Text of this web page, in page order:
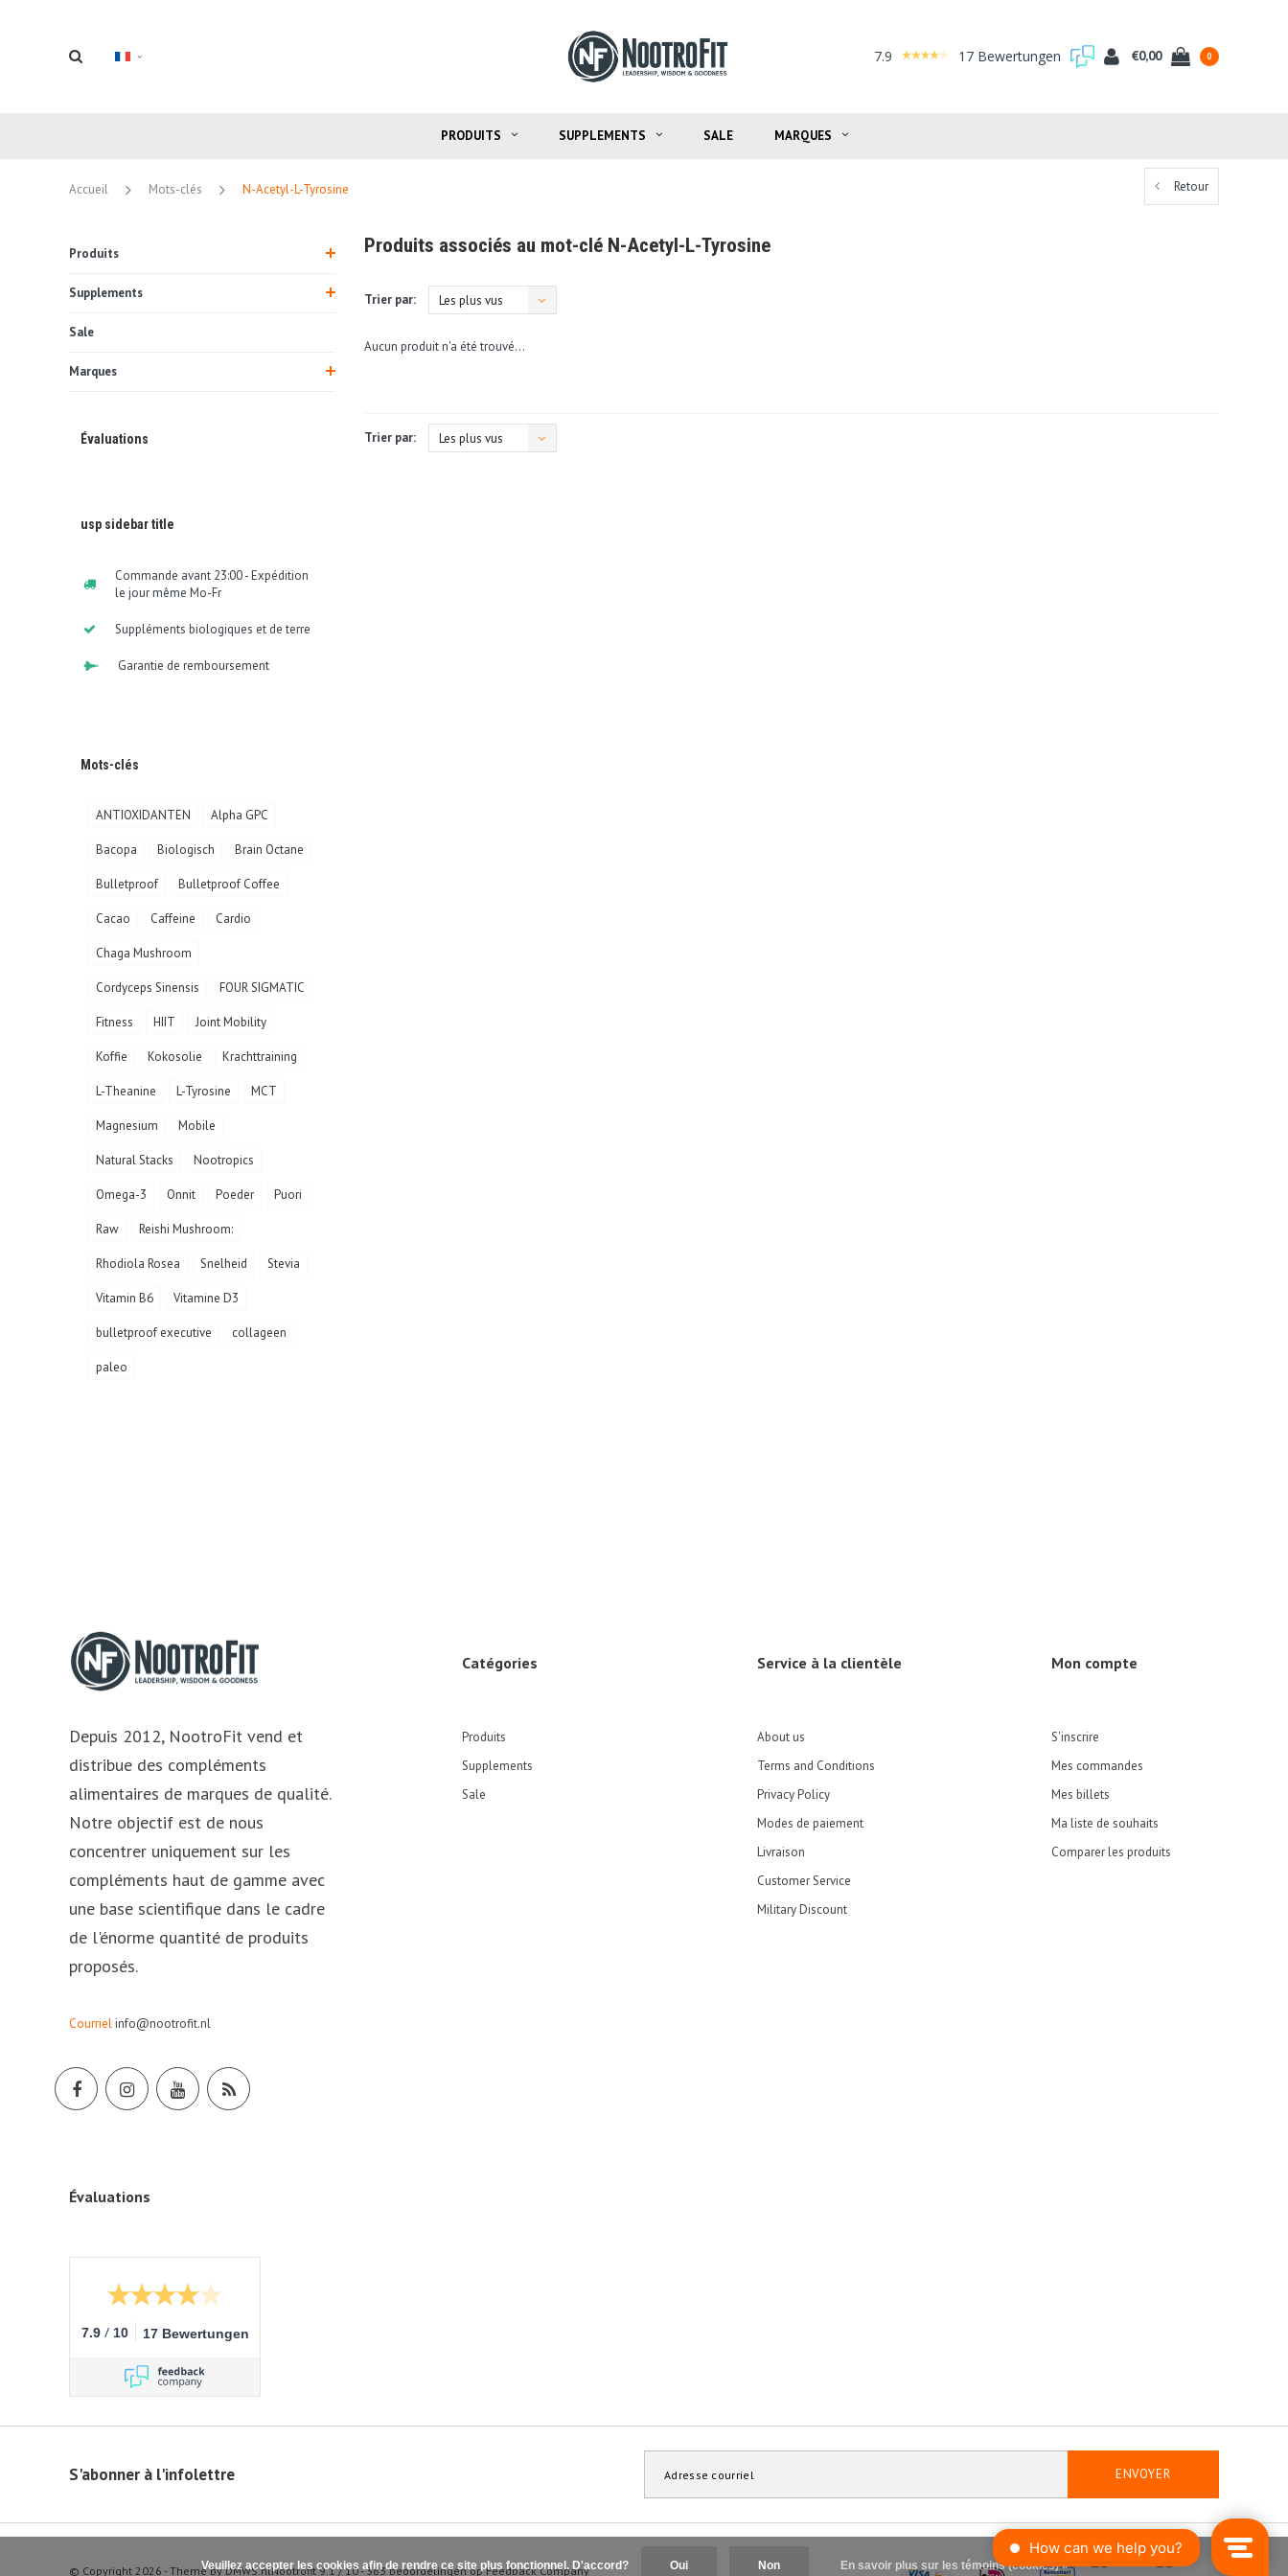
7.9 17 Bewertungen €0,00 0
PRODUITS SUPPLEMENTS SALE MARQUES
Accueil Mots-clés N-Acetyl-L-Tyrosine Retour
Produits
Supplements
Sale
Marques
Évaluations
usp sidebar title
Commande avant 23:00 - Expédition
le jour même Mo-Fr
Suppléments biologiques et de terre
Garantie de remboursement
Mots-clés
ANTIOXIDANTEN Alpha GPC
Bacopa Biologisch Brain Octane
Bulletproof Bulletproof Coffee
Cacao Caffeine Cardio
Chaga Mushroom
Cordyceps Sinensis FOUR SIGMATIC
Fitness HIIT Joint Mobility
Koffie Kokosolie Krachttraining
L-Theanine L-Tyrosine MCT
Magnesium Mobile
Natural Stacks Nootropics
Omega-3 Onnit Poeder Puori
Raw Reishi Mushroom:
Rhodiola Rosea Snelheid Stevia
Vitamin B6 Vitamine D3
bulletproof executive collageen
paleo
Produits associés au mot-clé N-Acetyl-L-Tyrosine
Trier par: Les plus vus
Aucun produit n'a été trouvé...
Trier par: Les plus vus
Depuis 2012, NootroFit vend et
distribue des compléments
alimentaires de marques de qualité.
Notre objectif est de nous
concentrer uniquement sur les
compléments haut de gamme avec
une base scientifique dans le cadre
de l'énorme quantité de produits
proposés.
Courrielinfo@nootrofit.nl
Catégories
Produits
Supplements
Sale
Service à la clientèle
About us
Terms and Conditions
Privacy Policy
Modes de paiement
Livraison
Customer Service
Military Discount
Mon compte
S'inscrire
Mes commandes
Mes billets
Ma liste de souhaits
Comparer les produits
Évaluations
7.9 / 10 17 Bewertungen
S'abonner à l'infolettre ENVOYER
© Copyright 2026 - Theme byDMWS.nlNootrofit 9.1/10 -363beoordelingen opFeedback Company
Veuillez accepter les cookies afin de rendre ce site plus fonctionnel. D'accord? Oui Non En savoir plus sur les témoins (cookies) »